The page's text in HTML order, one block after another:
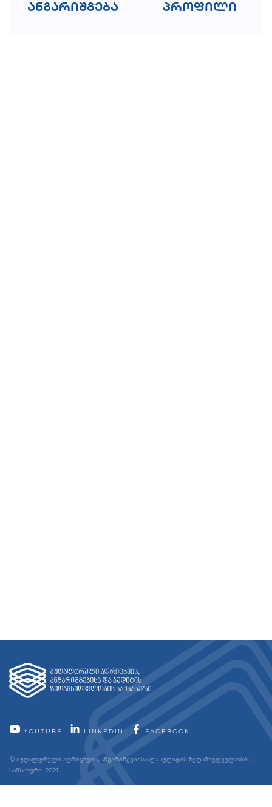
ანგარიშგება პროფილი
YOUTUBE LINKEDIN FACEBOOK
© ბუღალტრული აღრიცხვის, ანგარიშგებისა და აუდიტის ზედამხედველობის
სამსახური. 2021